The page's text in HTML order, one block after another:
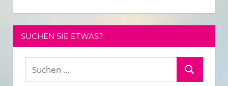
SUCHEN SIE ETWAS?
Suchen
Suchen